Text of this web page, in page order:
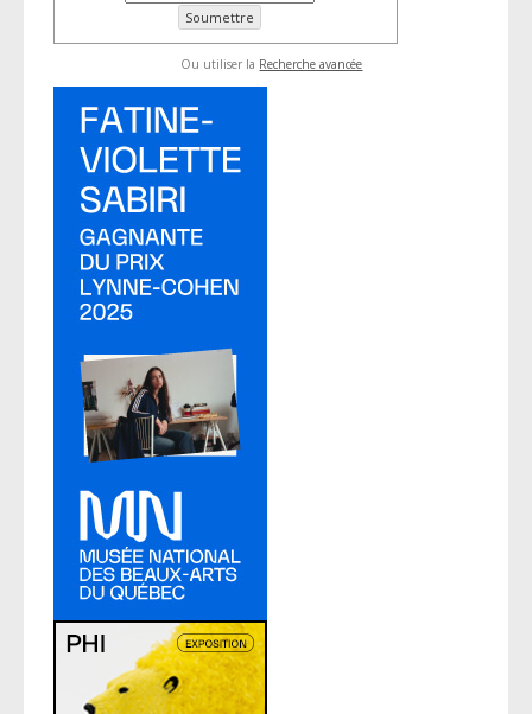
Ou utiliser la Recherche avancée